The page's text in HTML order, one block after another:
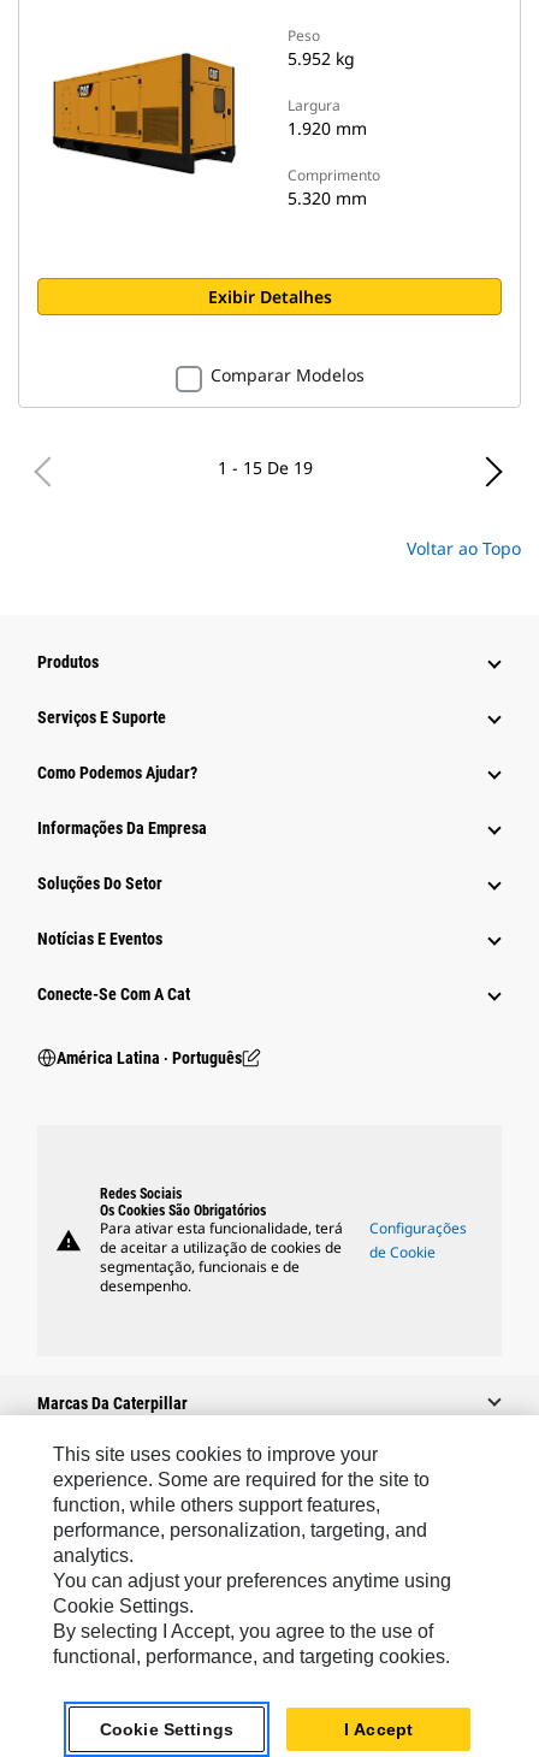
Peso
5.952 kg
Largura
1.920 mm
Comprimento
5.320 mm
Exibir Detalhes
Comparar Modelos
1 - 15 De 19
Voltar ao Topo
Produtos
Serviços E Suporte
Como Podemos Ajudar?
Informações Da Empresa
Soluções Do Setor
Notícias E Eventos
Conecte-Se Com A Cat
América Latina ‧ Português
warning
Redes Sociais
Os Cookies São Obrigatórios
Para ativar esta funcionalidade, terá
de aceitar a utilização de cookies de
segmentação, funcionais e de
desempenho.
Configurações
de Cookie
Marcas Da Caterpillar
Caterpillar.com
Caterpillar Contato E Suporte
Minhas Preferências De Marketing
Mapa Do Local
Cookie Settings
Privacidade
This site uses cookies to improve your
experience. Some are required for the site to
function, while others support features,
performance, personalization, targeting, and
analytics.
You can adjust your preferences anytime using
Cookie Settings.
By selecting I Accept, you agree to the use of
functional, performance, and targeting cookies.
Cookie Settings I Accept